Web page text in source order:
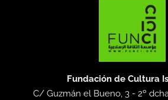
Fundación de Cultura
C/ Guzmán el Bueno, 3 - 2º